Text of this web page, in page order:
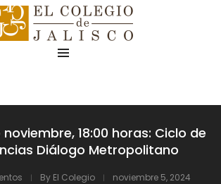
noviembre, 18:00 horas: Ciclo de
Diálogo Metropolitano
By El Colegio noviembre 5, 2024